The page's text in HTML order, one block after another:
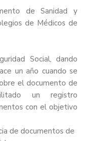
de Sanidad y
de Médicos de
Social, dando
un año cuando se
el documento de
un registro
con el objetivo
de documentos de